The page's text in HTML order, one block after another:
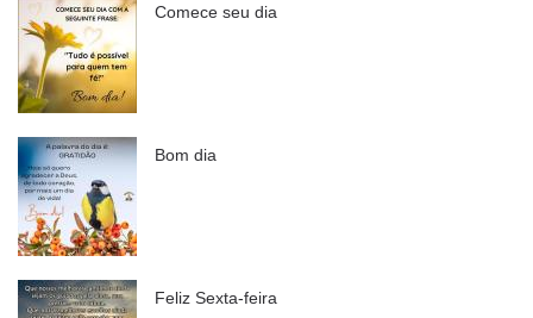
Comece seu dia
Bom dia
Feliz Sexta-feira